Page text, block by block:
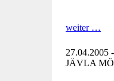
weiter …
JÄVLA